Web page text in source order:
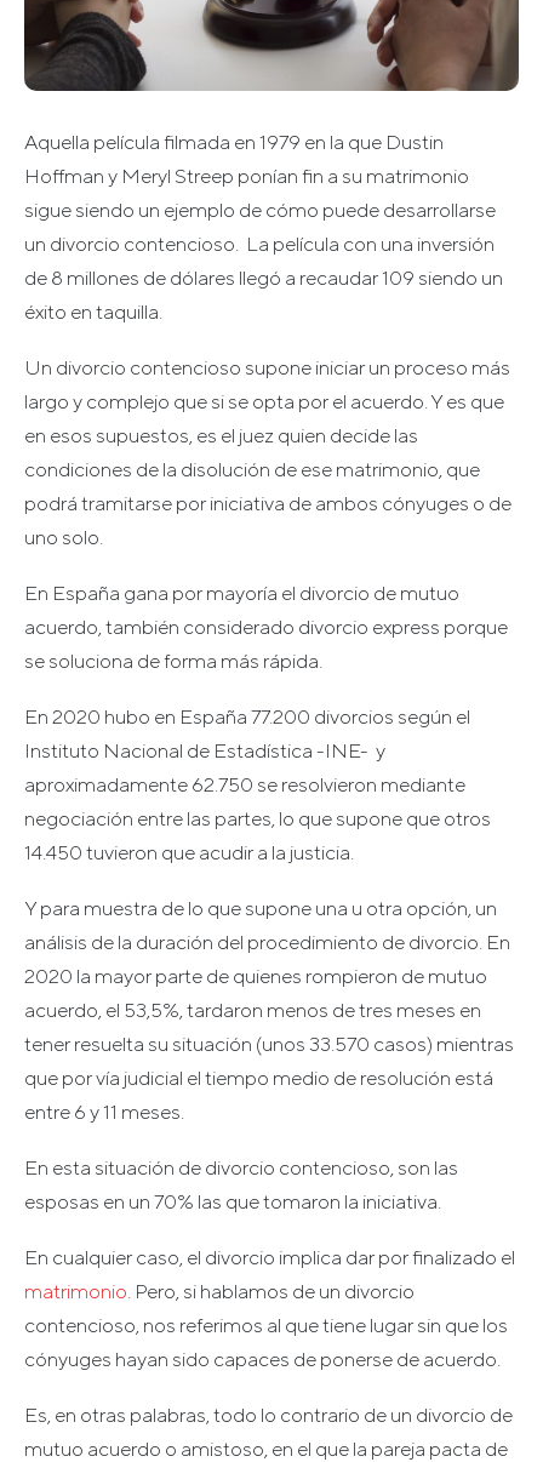
Aquella película filmada en 1979 en la que Dustin
Hoffman y Meryl Streep ponían fin a su matrimonio
sigue siendo un ejemplo de cómo puede desarrollarse
un divorcio contencioso. La película con una inversión
de 8 millones de dólares llegó a recaudar 109 siendo un
éxito en taquilla.
Un divorcio contencioso supone iniciar un proceso más
largo y complejo que si se opta por el acuerdo. Y es que
en esos supuestos, es el juez quien decide las
condiciones de la disolución de ese matrimonio, que
podrá tramitarse por iniciativa de ambos cónyuges o de
uno solo.
En España gana por mayoría el divorcio de mutuo
acuerdo, también considerado divorcio express porque
se soluciona de forma más rápida.
En 2020 hubo en España 77.200 divorcios según el
Instituto Nacional de Estadística -INE- y
aproximadamente 62.750 se resolvieron mediante
negociación entre las partes, lo que supone que otros
14.450 tuvieron que acudir a la justicia.
Y para muestra de lo que supone una u otra opción, un
análisis de la duración del procedimiento de divorcio. En
2020 la mayor parte de quienes rompieron de mutuo
acuerdo, el 53,5%, tardaron menos de tres meses en
tener resuelta su situación (unos 33.570 casos) mientras
que por vía judicial el tiempo medio de resolución está
entre 6 y 11 meses.
En esta situación de divorcio contencioso, son las
esposas en un 70% las que tomaron la iniciativa.
En cualquier caso, el divorcio implica dar por finalizado el
matrimonio . Pero, si hablamos de un divorcio
contencioso, nos referimos al que tiene lugar sin que los
cónyuges hayan sido capaces de ponerse de acuerdo.
Es, en otras palabras, todo lo contrario de un divorcio de
mutuo acuerdo o amistoso, en el que la pareja pacta de